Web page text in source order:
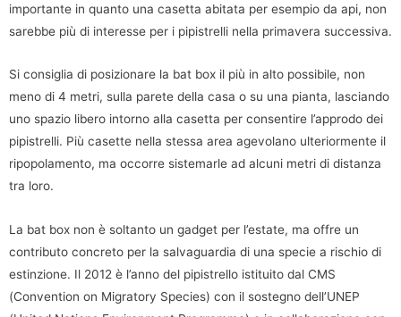
importante in quanto una casetta abitata per esempio da api, non
sarebbe più di interesse per i pipistrelli nella primavera successiva.
Si consiglia di posizionare la bat box il più in alto possibile, non
meno di 4 metri, sulla parete della casa o su una pianta, lasciando
uno spazio libero intorno alla casetta per consentire l’approdo dei
pipistrelli. Più casette nella stessa area agevolano ulteriormente il
ripopolamento, ma occorre sistemarle ad alcuni metri di distanza
tra loro.
La bat box non è soltanto un gadget per l’estate, ma offre un
contributo concreto per la salvaguardia di una specie a rischio di
estinzione. Il 2012 è l’anno del pipistrello istituito dal CMS
(Convention on Migratory Species) con il sostegno dell’UNEP